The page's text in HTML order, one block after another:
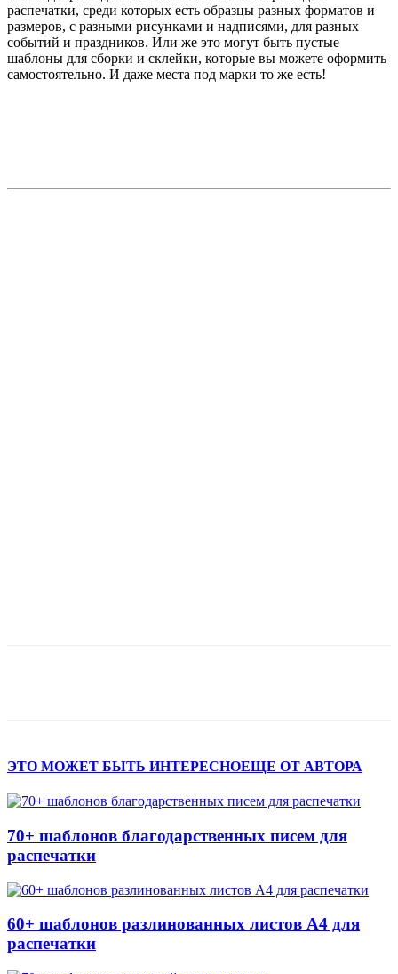
распечатки, среди которых есть образцы разных форматов и
размеров, с разными рисунками и надписями, для разных
событий и праздников. Или же это могут быть пустые
шаблоны для сборки и склейки, которые вы можете оформить
самостоятельно. И даже места под марки то же есть!
ЭТО МОЖЕТ БЫТЬ ИНТЕРЕСНОЕЩЕ ОТ АВТОРА
70+ шаблонов благодарственных писем для
распечатки
60+ шаблонов разлинованных листов А4 для
распечатки